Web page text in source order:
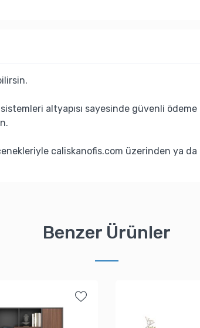
altyapısı sayesinde güvenli ödeme
caliskanofis.com üzerinden ya da
Benzer Ürünler